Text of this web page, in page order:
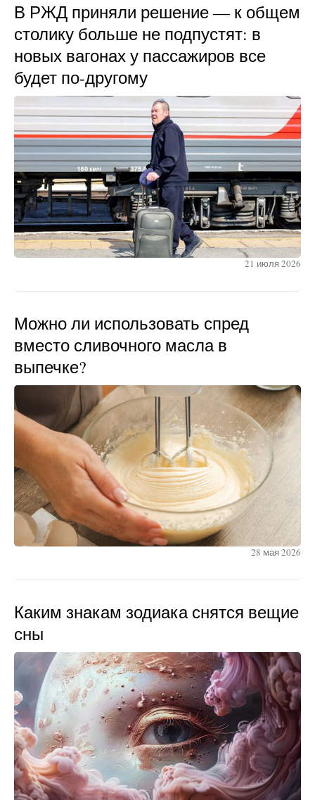
В РЖД приняли решение — к общем
столику больше не подпустят: в
новых вагонах у пассажиров все
будет по-другому
21 июля 2026
Можно ли использовать спред
вместо сливочного масла в
выпечке?
28 мая 2026
Каким знакам зодиака снятся вещие
сны